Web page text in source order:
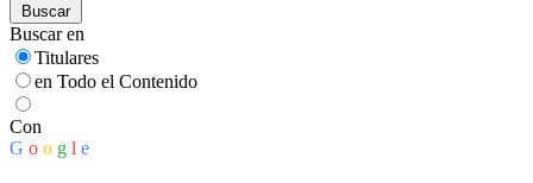
Buscar
Buscar en
Titulares
en Todo el Contenido
Con
G o o g l e